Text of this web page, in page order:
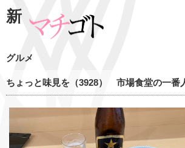
新
グルメ
ちょっと味見を（3928） 市場食堂の一番